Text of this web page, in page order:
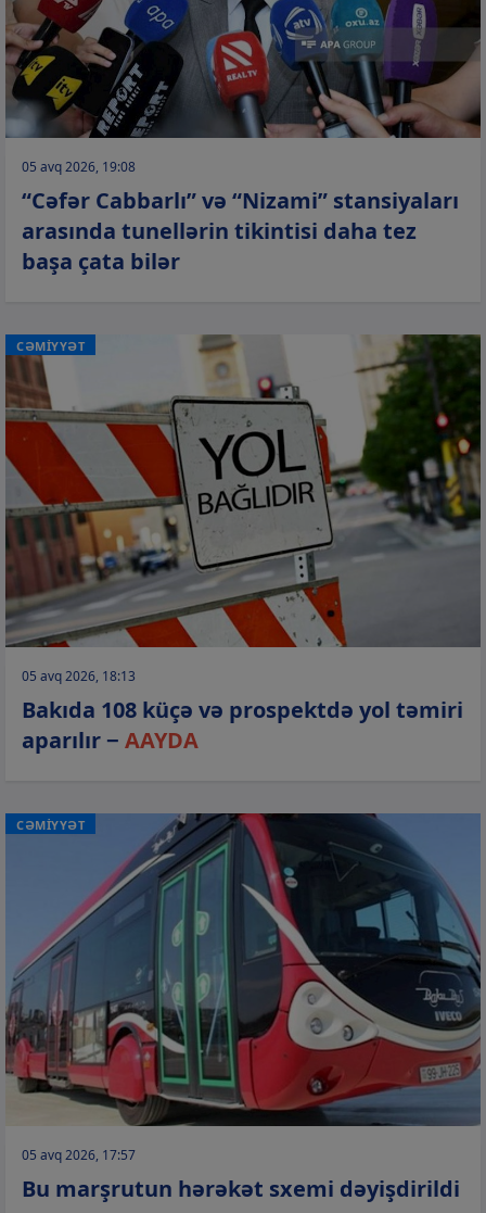
05 avq 2026, 19:08
“Cəfər Cabbarlı” və “Nizami” stansiyaları
arasında tunellərin tikintisi daha tez
başa çata bilər
CƏMİYYƏT
05 avq 2026, 18:13
Bakıda 108 küçə və prospektdə yol təmiri
aparılır − AAYDA
CƏMİYYƏT
05 avq 2026, 17:57
Bu marşrutun hərəkət sxemi dəyişdirildi